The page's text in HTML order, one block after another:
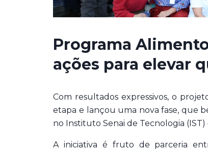
Programa
ações para elevar
Com resultados expressivos, o
etapa e lançou uma nova fase, que
no Instituto Senai de Tecnologia
A iniciativa é fruto de parceria